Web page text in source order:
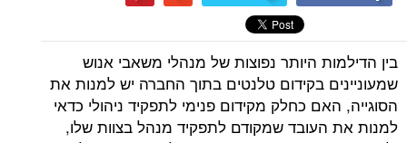
בין הדילמות היותר נפוצות של מנהלי משאבי אנוש
שמעוניינים בקידום טלנטים בתוך החברה יש למנות את
הסוגייה, האם כחלק מקידום פנימי לתפקיד ניהולי כדאי
למנות את העובד שמקודם לתפקיד מנהל בצוות שלו,